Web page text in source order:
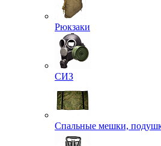
Рюкзаки
СИЗ
Спальные мешки,